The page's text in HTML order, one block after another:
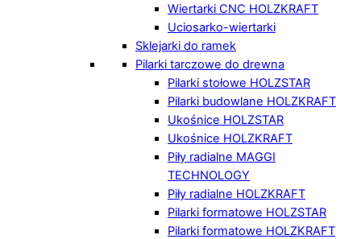
Wiertarki CNC HOLZKRAFT
Uciosarko-wiertarki
Sklejarki do ramek
Pilarki tarczowe do drewna
Pilarki stołowe HOLZSTAR
Pilarki budowlane HOLZKRAFT
Ukośnice HOLZSTAR
Ukośnice HOLZKRAFT
Piły radialne MAGGI
TECHNOLOGY
Piły radialne HOLZKRAFT
Pilarki formatowe HOLZSTAR
Pilarki formatowe HOLZKRAFT